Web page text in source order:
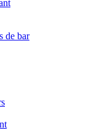
de bar